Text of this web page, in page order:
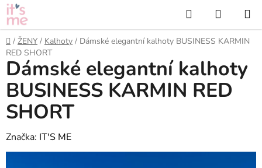
Přejít
na
obsah
Hledat
KOŠÍK
Domů
/ ŽENY / Kalhoty / Dámské elegantní kalhoty BUSINESS KARMIN
RED SHORT
Dámské elegantní kalhoty
BUSINESS KARMIN RED
SHORT
Značka: IT'S ME